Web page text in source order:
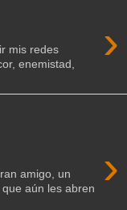
›
mis redes
enemistad,
›
amigo, un
aún les abren